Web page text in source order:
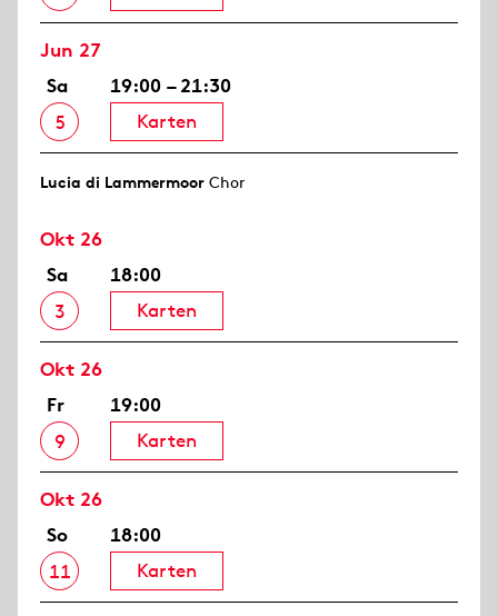
Jun 27
Sa
5
19:00 – 21:30
Karten
Lucia di Lammermoor Chor
Okt 26
Sa
3
18:00
Karten
Okt 26
Fr
9
19:00
Karten
Okt 26
So
11
18:00
Karten